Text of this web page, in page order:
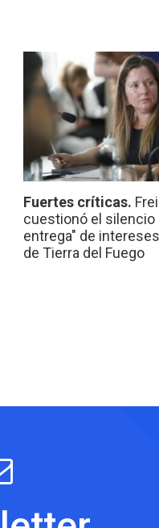
Fuertes críticas.
cuestionó el silencio
entrega" de
de Tierra del Fuego